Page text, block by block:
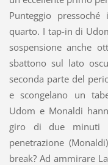
Punteggio
quarto. I tap-in di
sospensione anche
sbattono sul lato
seconda parte del
e scongelano un
Udom e Monaldi
giro di due minuti
penetrazione
break? Ad ammirare